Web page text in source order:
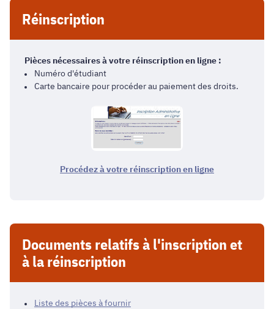
Réinscription
Pièces nécessaires à votre réinscription en ligne :
Numéro d'étudiant
Carte bancaire pour procéder au paiement des droits.
Procédez à votre réinscription en ligne
Documents relatifs à l'inscription et
à la réinscription
Liste des pièces à fournir